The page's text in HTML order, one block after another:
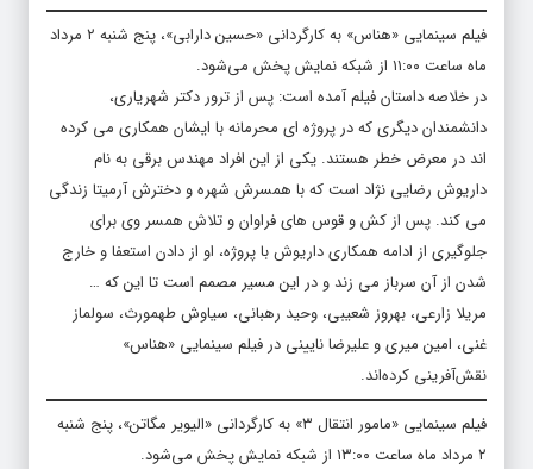
فیلم سینمایی «هناس» به کارگردانی «حسین دارابی»، پنج شنبه ۲ مرداد
ماه ساعت ۱۱:۰۰ از شبکه نمایش پخش می‌شود.
در خلاصه داستان فیلم آمده است: پس از ترور دکتر شهریاری،
دانشمندان دیگری که در پروژه ای محرمانه با ایشان همکاری می کرده
اند در معرض خطر هستند. یکی از این افراد مهندس برقی به نام
داریوش رضایی نژاد است که با همسرش شهره و دخترش آرمیتا زندگی
می کند. پس از کش و قوس های فراوان و تلاش همسر وی برای
جلوگیری از ادامه همکاری داریوش با پروژه، او از دادن استعفا و خارج
شدن از آن سرباز می زند و در این مسیر مصمم است تا این که …
مریلا زارعی، بهروز شعیبی، وحید رهبانی، سیاوش طهمورث، سولماز
غنی، امین میری و علیرضا نایینی در فیلم سینمایی «هناس»
نقش‌آفرینی کرده‌اند.
فیلم سینمایی «مامور انتقال ۳» به کارگردانی «الیویر مگاتن»، پنج شنبه
۲ مرداد ماه ساعت ۱۳:۰۰ از شبکه نمایش پخش می‌شود.